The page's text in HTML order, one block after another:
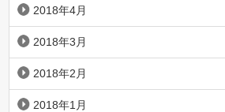
2018年4月
2018年3月
2018年2月
2018年1月